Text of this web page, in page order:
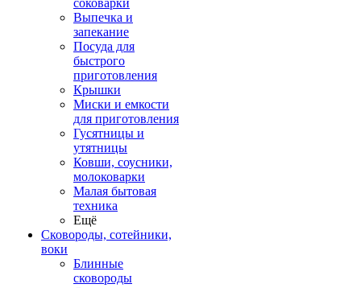
соковарки
Выпечка и
запекание
Посуда для
быстрого
приготовления
Крышки
Миски и емкости
для приготовления
Гусятницы и
утятницы
Ковши, соусники,
молоковарки
Малая бытовая
техника
Ещё
Сковороды, сотейники,
воки
Блинные
сковороды